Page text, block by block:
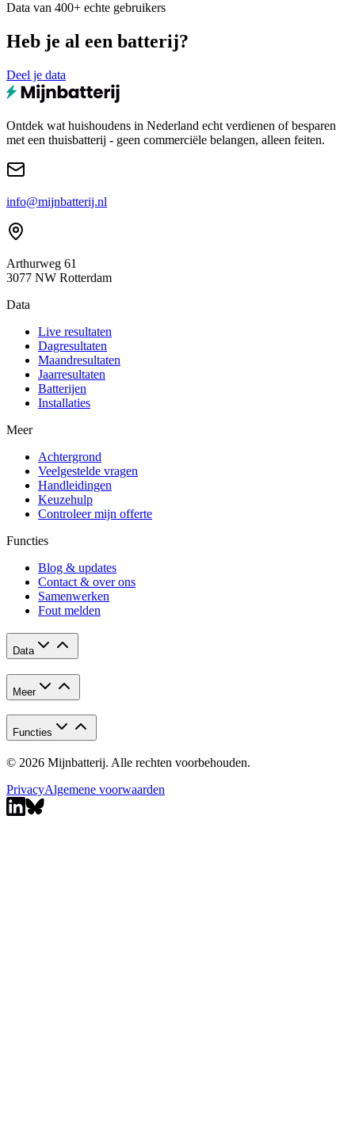
Data van 400+ echte gebruikers
Heb je al een batterij?
Deel je data
Ontdek wat huishoudens in Nederland echt verdienen of besparen
met een thuisbatterij - geen commerciële belangen, alleen feiten.
info@mijnbatterij.nl
Arthurweg 61
3077 NW Rotterdam
Data
Live resultaten
Dagresultaten
Maandresultaten
Jaarresultaten
Batterijen
Installaties
Meer
Achtergrond
Veelgestelde vragen
Handleidingen
Keuzehulp
Controleer mijn offerte
Functies
Blog & updates
Contact & over ons
Samenwerken
Fout melden
Data
Meer
Functies
© 2026 Mijnbatterij. Alle rechten voorbehouden.
PrivacyAlgemene voorwaarden